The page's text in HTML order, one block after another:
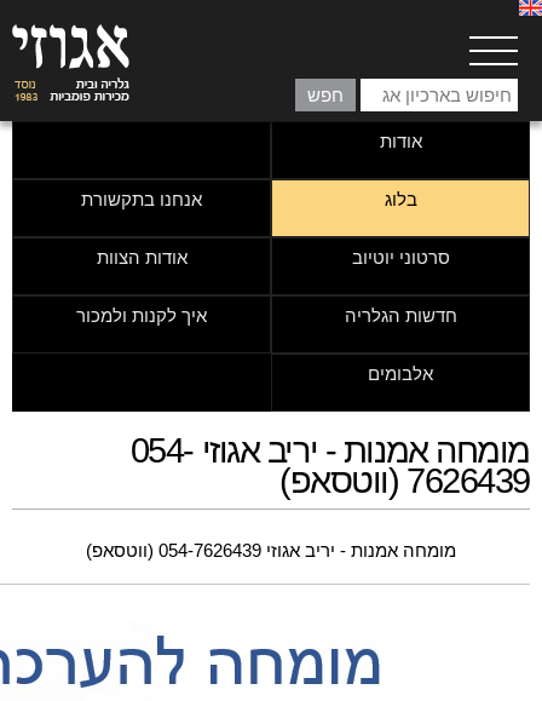
אודות
בלוג אנחנו בתקשורת
סרטוני יוטיוב אודות הצוות
חדשות הגלריה איך לקנות ולמכור
אלבומים
מומחה אמנות - יריב אגוזי 054-
7626439 (ווטסאפ)
מומחה אמנות - יריב אגוזי 054-7626439 (ווטסאפ)